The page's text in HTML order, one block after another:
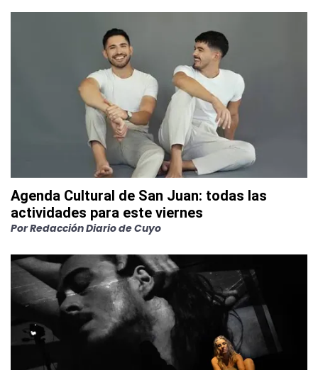
Agenda Cultural de San Juan: todas las
actividades para este viernes
PorRedacción Diario de Cuyo